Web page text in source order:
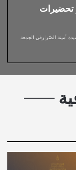
تحضيرات
أمينة الصّرارفي الجمعة